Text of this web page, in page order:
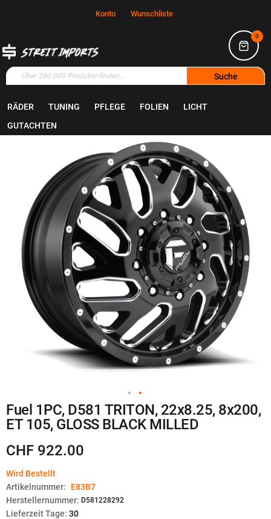
Konto Wunschliste
0
Suche
RÄDER TUNING PFLEGE FOLIEN
LICHT
GUTACHTEN
Zum
Ende
Zum
Anfang
der
Bildgalerie
Fuel 1PC, D581 TRITON, 22x8.25, 8x200,
ET 105, GLOSS BLACK MILLED
CHF 922.00
Wird Bestellt
Artikelnummer:
E83B7
Herstellernummer: D581228292
Lieferzeit Tage: 30